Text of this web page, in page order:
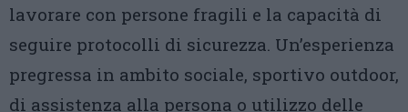
lavorare con persone fragili e la capacità di
seguire protocolli di sicurezza. Un’esperienza
pregressa in ambito sociale, sportivo outdoor,
di assistenza alla persona o utilizzo delle